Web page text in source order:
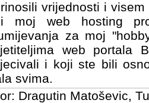
vrijednosti i
moj web hosting
za moj
web portala
i koji ste bili
svima.
Dragutin Matoševic,